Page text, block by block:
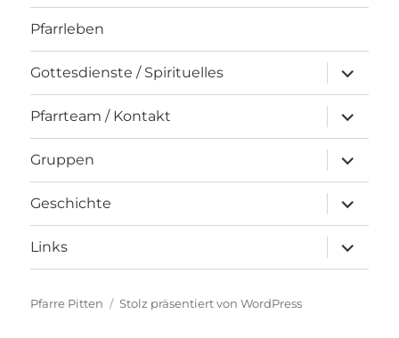
Pfarrleben
Gottesdienste / Spirituelles
öffnen
Pfarrteam / Kontakt
öffnen
Gruppen
öffnen
Geschichte
öffnen
Links
öffnen
Pfarre Pitten Stolz präsentiert von WordPress